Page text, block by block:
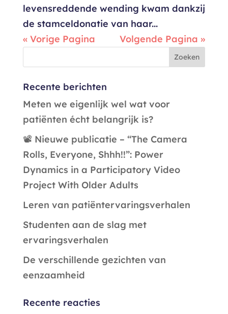
levensreddende wending kwam dankzij
de stamceldonatie van haar...
« Vorige Pagina
Volgende Pagina »
Recente berichten
Meten we eigenlijk wel wat voor
patiënten écht belangrijk is?
📽️ Nieuwe publicatie – “The Camera
Rolls, Everyone, Shhh!!”: Power
Dynamics in a Participatory Video
Project With Older Adults
Leren van patiëntervaringsverhalen
Studenten aan de slag met
ervaringsverhalen
De verschillende gezichten van
eenzaamheid
Recente reacties